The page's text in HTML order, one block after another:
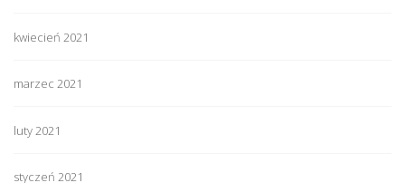
kwiecień 2021
marzec 2021
luty 2021
styczeń 2021